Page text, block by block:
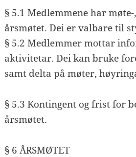
§ 5.1 Medlemmene har
årsmøtet. Dei er valbare til
§ 5.2 Medlemmer mottar
aktivitetar. Dei kan bruke
samt delta på møter,
§ 5.3 Kontingent og frist for
årsmøtet.
§ 6 ÅRSMØTET